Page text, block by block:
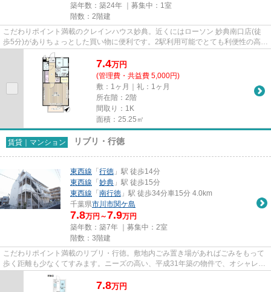
築年数：築24年 ｜募集中： 1室
階数：2階建
こだわりポイント満載のクレインハウス妙典。近くにはローソン 妙典南口店(徒
歩5分)がありちょっとした買い物に便利です。2駅利用可能でとても利便性の高い
アパートです。最上階の物件...
7.4万円
(管理費・共益費 5,000円)
敷：1ヶ月｜礼：1ヶ月
所在階：2階
間取り：1K
面積：25.25㎡
賃貸｜マンション リブリ・行徳
東西線 「 行徳 」駅 徒歩14分
東西線 「 妙典 」駅 徒歩15分
東西線 「 南行徳 」駅 徒歩34分車15分 4.0km
千葉県市川市関ケ島
7.8万円～7.9万円
築年数：築7年 ｜募集中： 2室
階数：3階建
こだわりポイント満載のリブリ・行徳。敷地内ごみ置き場があればごみをもって
歩く距離も少なくてすみます。ニーズの高い、平成31年築の物件で、オシャレな
室内が魅力的。目的に応じて...
7.8万円